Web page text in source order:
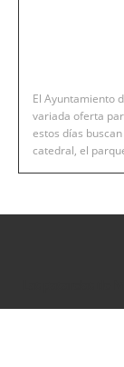
El Ayuntamiento
variada oferta
estos días
catedral, el